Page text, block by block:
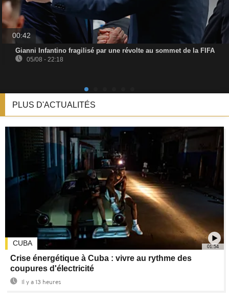
00:42
Gianni Infantino fragilisé par une révolte au sommet de la FIFA
05/08 - 22:18
PLUS D'ACTUALITÉS
01:54
CUBA
Crise énergétique à Cuba : vivre au rythme des
coupures d'électricité
Il y a 13 heures